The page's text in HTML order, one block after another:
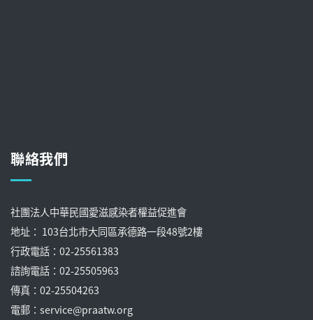
聯絡我們
社團法人中華民國愛滋感染者權益促進會
地址： 103台北市大同區承德路一段48號2樓
行政電話：02-25561383
諮詢電話：02-25505963
傳真：02-25504263
電郵：service@praatw.org